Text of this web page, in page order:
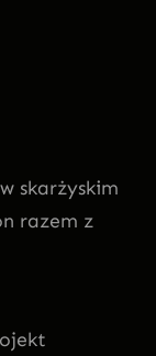
skarżyskim
razem z